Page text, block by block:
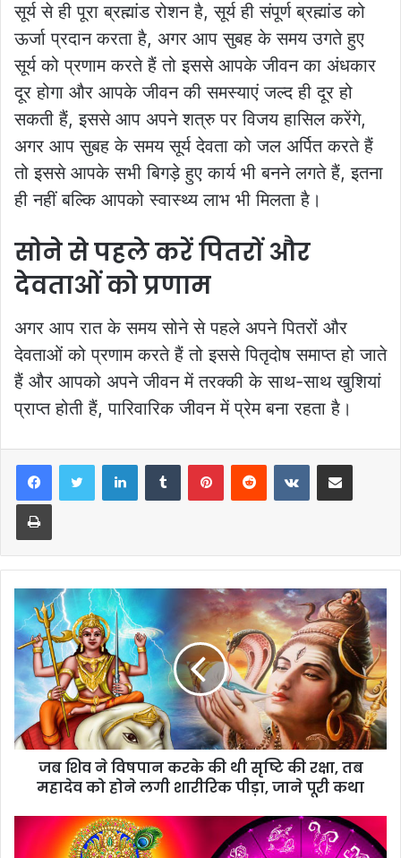
सूर्य से ही पूरा ब्रह्मांड रोशन है, सूर्य ही संपूर्ण ब्रह्मांड को
ऊर्जा प्रदान करता है, अगर आप सुबह के समय उगते हुए
सूर्य को प्रणाम करते हैं तो इससे आपके जीवन का अंधकार
दूर होगा और आपके जीवन की समस्याएं जल्द ही दूर हो
सकती हैं, इससे आप अपने शत्रु पर विजय हासिल करेंगे,
अगर आप सुबह के समय सूर्य देवता को जल अर्पित करते हैं
तो इससे आपके सभी बिगड़े हुए कार्य भी बनने लगते हैं, इतना
ही नहीं बल्कि आपको स्वास्थ्य लाभ भी मिलता है।
सोने से पहले करें पितरों और
देवताओं को प्रणाम
अगर आप रात के समय सोने से पहले अपने पितरों और
देवताओं को प्रणाम करते हैं तो इससे पितृदोष समाप्त हो जाते
हैं और आपको अपने जीवन में तरक्की के साथ-साथ खुशियां
प्राप्त होती हैं, पारिवारिक जीवन में प्रेम बना रहता है।
LinkedInTumblr PinterestReddit VKontakteShare via Email
Print
जब शिव ने विषपान करके की थी सृष्टि की रक्षा, तब
महादेव को होने लगी शारीरिक पीड़ा, जाने पूरी कथा